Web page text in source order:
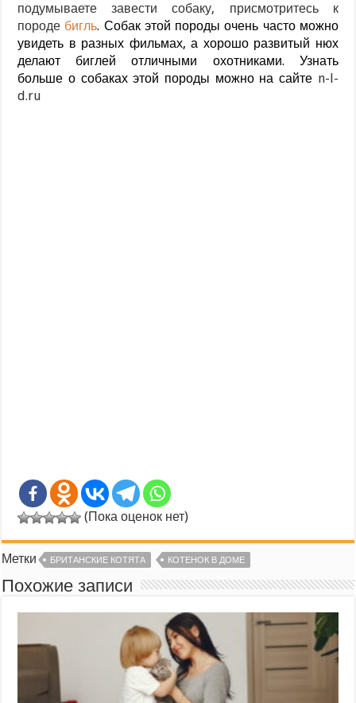
подумываете завести собаку, присмотритесь к
породе бигль. Собак этой породы очень часто можно
увидеть в разных фильмах, а хорошо развитый нюх
делают биглей отличными охотниками. Узнать
больше о собаках этой породы можно на сайте n-l-
d.ru
(Пока оценок нет)
Метки БРИТАНСКИЕ КОТЯТА КОТЕНОК В ДОМЕ
Похожие записи